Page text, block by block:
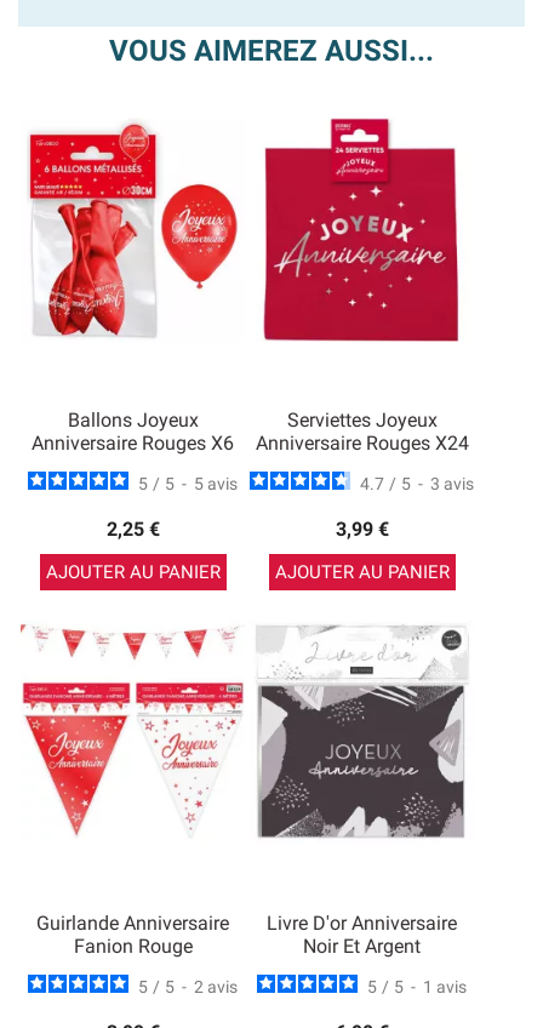
VOUS AIMEREZ AUSSI...
Ballons Joyeux
Anniversaire Rouges X6
5 / 5 - 5 avis
2,25 €
AJOUTER AU PANIER
Serviettes Joyeux
Anniversaire Rouges X24
4.7 / 5 - 3 avis
3,99 €
AJOUTER AU PANIER
Guirlande Anniversaire
Fanion Rouge
5 / 5 - 2 avis
Livre D'or Anniversaire
Noir Et Argent
5 / 5 - 1 avis